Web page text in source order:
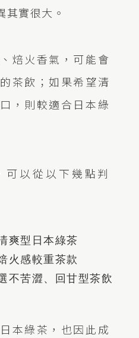
其實很大。
焙火香氣，可能會
茶飲；如果希望清
，則較適合日本綠
以從以下幾點判
爽型日本綠茶
火感較重茶款
不苦澀、回甘型茶飲
本綠茶，也因此成